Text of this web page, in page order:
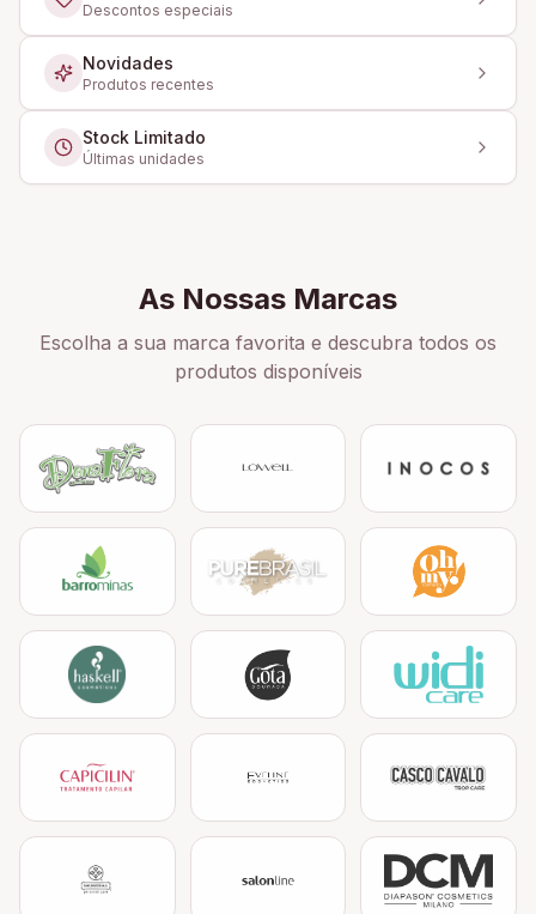
Descontos especiais
Novidades
Produtos recentes
Stock Limitado
Últimas unidades
As Nossas Marcas
Escolha a sua marca favorita e descubra todos os
produtos disponíveis